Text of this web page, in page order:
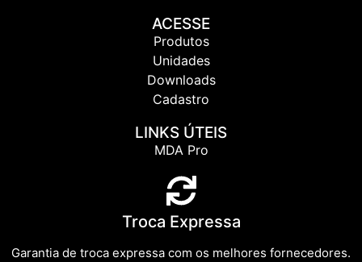
ACESSE
Produtos
Unidades
Downloads
Cadastro
LINKS ÚTEIS
MDA Pro
Troca Expressa
Garantia de troca expressa com os melhores fornecedores.